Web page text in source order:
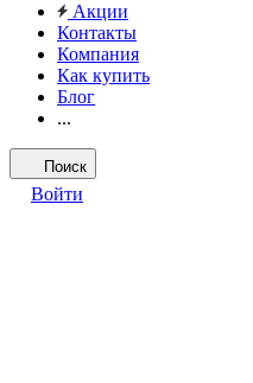
Акции
Контакты
Компания
Как купить
Блог
...
Поиск
Войти